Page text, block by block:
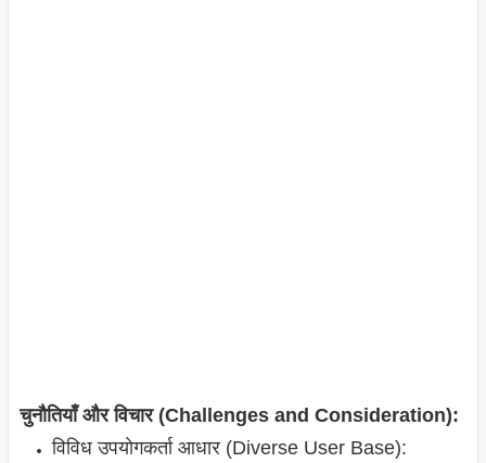
चुनौतियाँ और विचार (Challenges and Consideration):
विविध उपयोगकर्ता आधार (Diverse User Base):